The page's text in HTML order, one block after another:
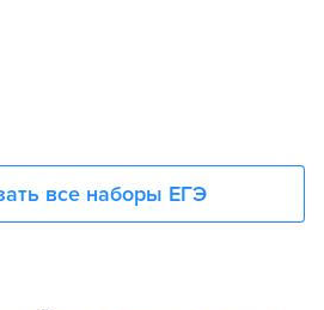
все наборы ЕГЭ